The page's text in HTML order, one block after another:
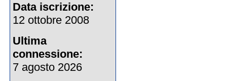
Data iscrizione:
12 ottobre 2008
Ultima
connessione:
7 agosto 2026